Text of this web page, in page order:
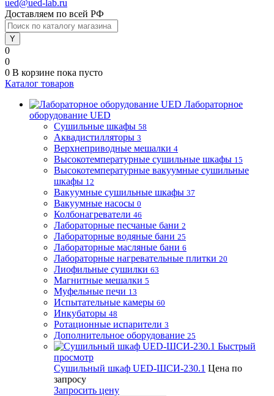
ued@ued-lab.ru
Доставляем по всей РФ
0
0
0 В корзине пока пусто
Каталог товаров
Лабораторное
оборудование UED
Сушильные шкафы 58
Аквадистилляторы 3
Верхнеприводные мешалки 4
Высокотемпературные сушильные шкафы 15
Высокотемпературные вакуумные сушильные
шкафы 12
Вакуумные сушильные шкафы 37
Вакуумные насосы 0
Колбонагреватели 46
Лабораторные песчаные бани 2
Лабораторные водяные бани 25
Лабораторные масляные бани 6
Лабораторные нагревательные плитки 20
Лиофильные сушилки 63
Магнитные мешалки 5
Муфельные печи 13
Испытательные камеры 60
Инкубаторы 48
Ротационные испарители 3
Дополнительное оборудование 25
Быстрый
просмотр
Сушильный шкаф UED-ШСИ-230.1 Цена по
запросу
Запросить цену